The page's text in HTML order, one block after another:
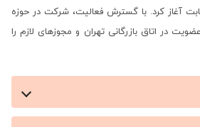
ثابت آغاز کرد. با گسترش فعالیت، شرکت در حوزه
در اتاق بازرگانی تهران و مجوزهای لازم را